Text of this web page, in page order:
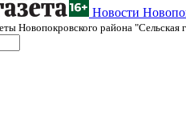
Новости
Новопокровского района "Сельская